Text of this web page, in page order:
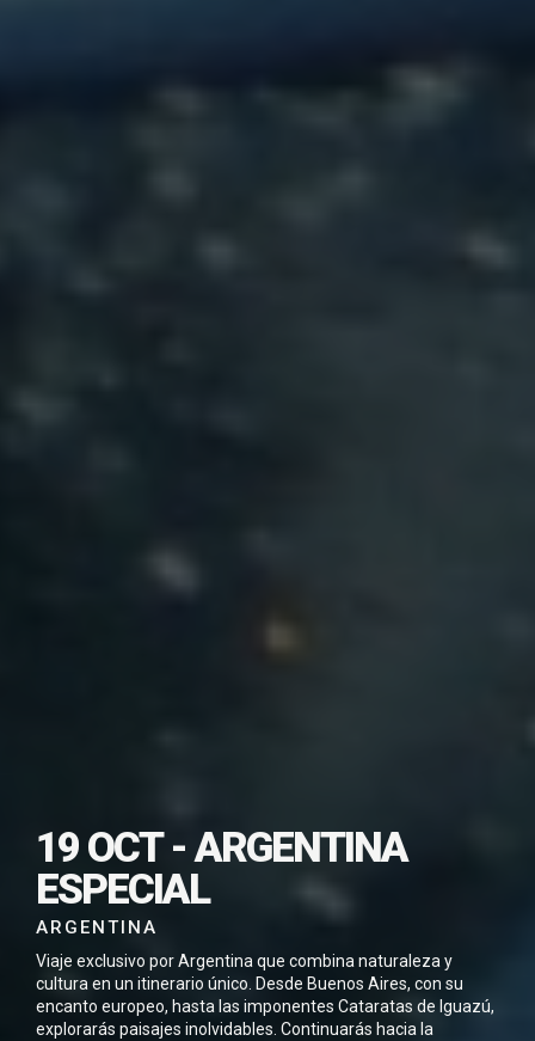
19 OCT - ARGENTINA
ESPECIAL
ARGENTINA
Viaje exclusivo por Argentina que combina naturaleza y
cultura en un itinerario único. Desde Buenos Aires, con su
encanto europeo, hasta las imponentes Cataratas de Iguazú,
explorarás paisajes inolvidables. Continuarás hacia la
SUSCRÍBETE PARA
DESCARGAR ESTE
VIAJE EN PDF